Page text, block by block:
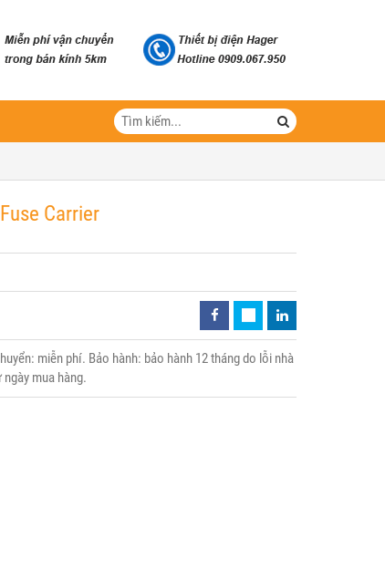
Carrier
miễn phí. Bảo hành: bảo hành 12 tháng do lỗi nhà
mua hàng.